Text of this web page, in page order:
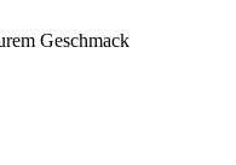
Geschmack